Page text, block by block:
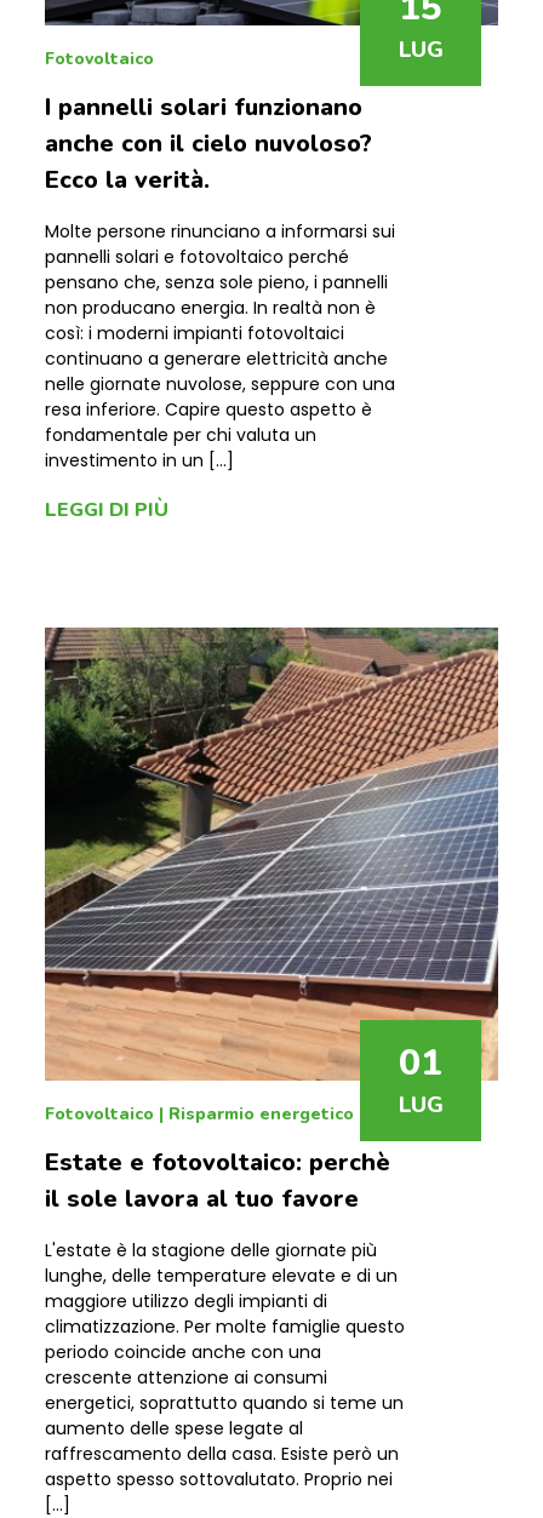
LUG
Fotovoltaico
I pannelli solari funzionano
anche con il cielo nuvoloso?
Ecco la verità.
Molte persone rinunciano a informarsi sui
pannelli solari e fotovoltaico perché
pensano che, senza sole pieno, i pannelli
non producano energia. In realtà non è
così: i moderni impianti fotovoltaici
continuano a generare elettricità anche
nelle giornate nuvolose, seppure con una
resa inferiore. Capire questo aspetto è
fondamentale per chi valuta un
investimento in un […]
LEGGI DI PIÙ
01
LUG
Fotovoltaico | Risparmio energetico
Estate e fotovoltaico: perchè
il sole lavora al tuo favore
L'estate è la stagione delle giornate più
lunghe, delle temperature elevate e di un
maggiore utilizzo degli impianti di
climatizzazione. Per molte famiglie questo
periodo coincide anche con una
crescente attenzione ai consumi
energetici, soprattutto quando si teme un
aumento delle spese legate al
raffrescamento della casa. Esiste però un
aspetto spesso sottovalutato. Proprio nei
[…]